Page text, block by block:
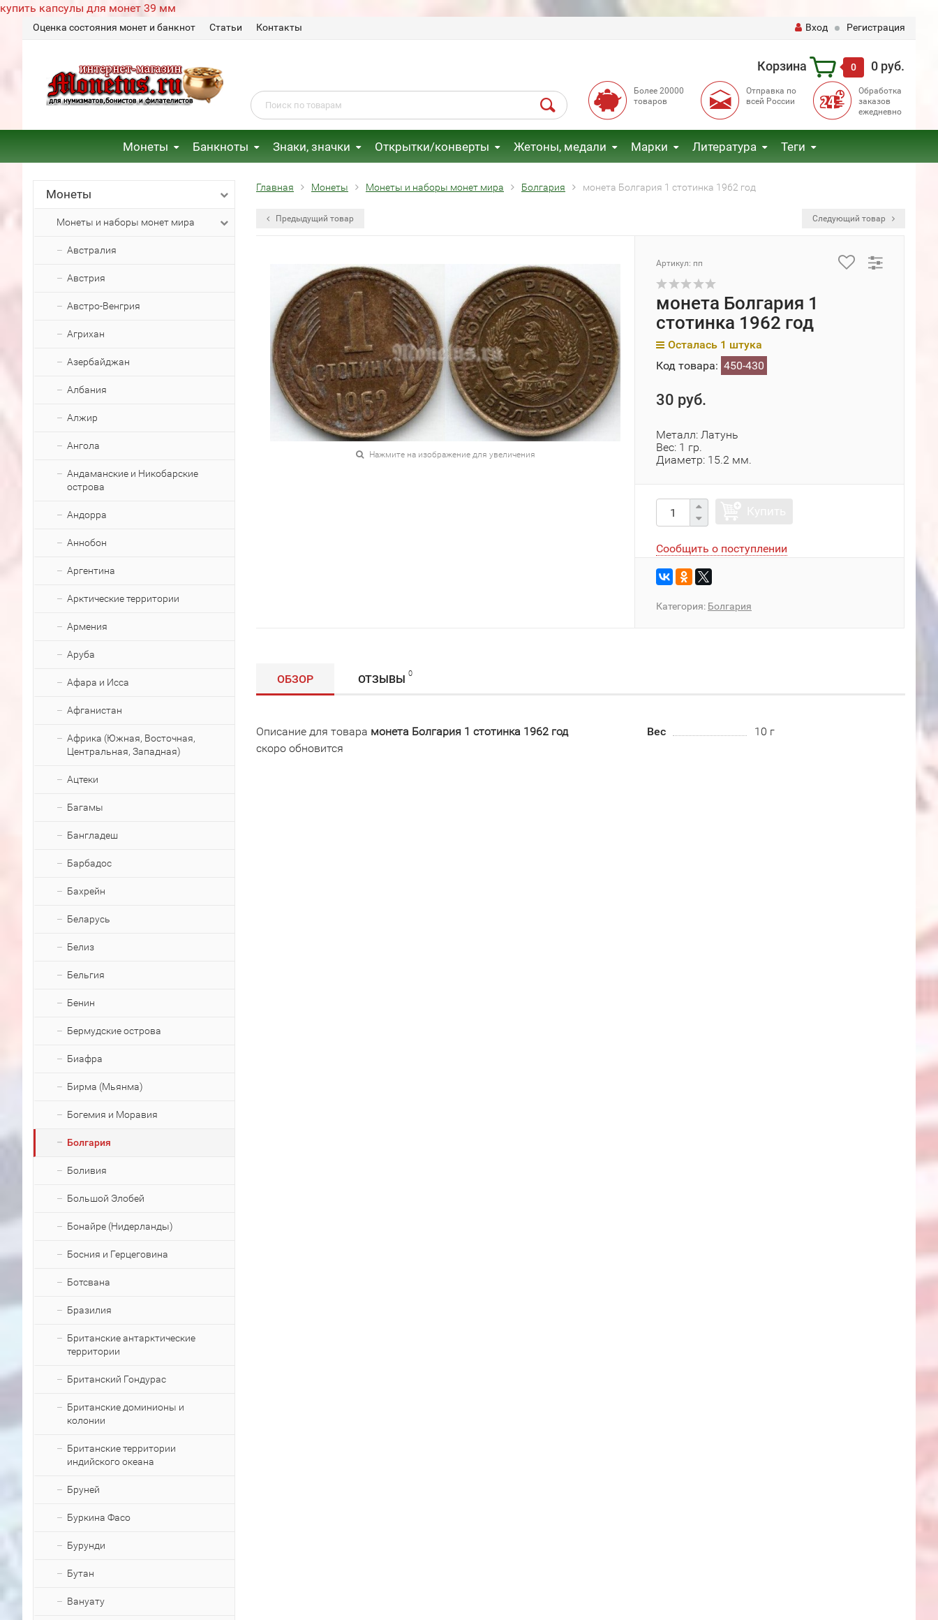
купить капсулы для монет 39 мм
Оценка состояния монет и банкнот Статьи Контакты Вход Регистрация
Корзина 0 0 руб.
Более 20000
товаров
Отправка по
всей России
Обработка
заказов
ежедневно
Монеты Банкноты Знаки, значки Открытки/конверты Жетоны, медали Марки Литература Теги
Монеты
Монеты и наборы монет мира
Австралия
Австрия
Австро-Венгрия
Агрихан
Азербайджан
Албания
Алжир
Ангола
Андаманские и Никобарские
острова
Андорра
Аннобон
Аргентина
Арктические территории
Армения
Аруба
Афара и Исса
Афганистан
Африка (Южная, Восточная,
Центральная, Западная)
Ацтеки
Багамы
Бангладеш
Барбадос
Бахрейн
Беларусь
Белиз
Бельгия
Бенин
Бермудские острова
Биафра
Бирма (Мьянма)
Богемия и Моравия
Болгария
Боливия
Большой Элобей
Бонайре (Нидерланды)
Босния и Герцеговина
Ботсвана
Бразилия
Британские антарктические
территории
Британский Гондурас
Британские доминионы и
колонии
Британские территории
индийского океана
Бруней
Буркина Фасо
Бурунди
Бутан
Вануату
Главная Монеты Монеты и наборы монет мира Болгария монета Болгария 1 стотинка 1962 год
Предыдущий товар Следующий товар
Нажмите на изображение для увеличения
Артикул: пп
монета Болгария 1
стотинка 1962 год
Осталась 1 штука
Код товара: 450-430
30 руб.
Металл: Латунь
Вес: 1 гр.
Диаметр: 15.2 мм.
Сообщить о поступлении
Категория: Болгария
ОБЗОР ОТЗЫВЫ 0
Описание для товара монета Болгария 1 стотинка 1962 год
скоро обновится
Вес 10 г